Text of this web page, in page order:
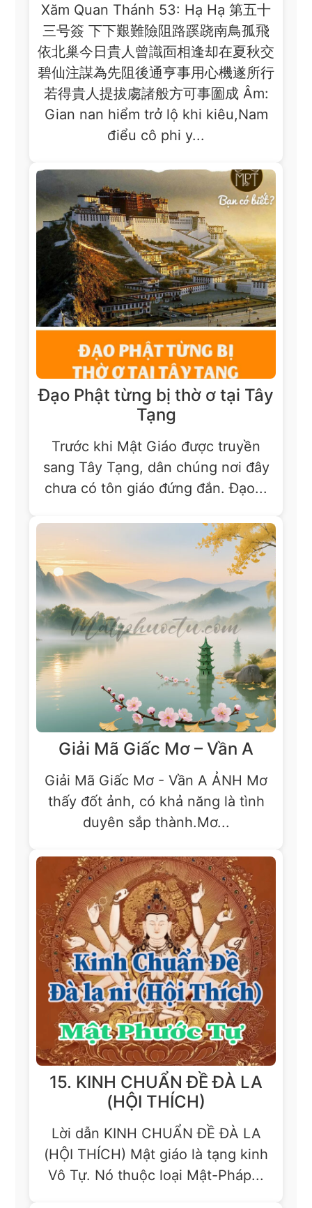
Xăm Quan Thánh 53: Hạ Hạ 第五十
三号簽 下下艱難險阻路蹊跷南鳥孤飛
依北巢今日貴人曾識靣相逢却在夏秋交
碧仙注謀為先阻後通亨事用心機遂所行
若得貴人提拔䖏諸般方可事圗成 Âm:
Gian nan hiểm trở lộ khi kiêu,Nam
điểu cô phi y...
Đạo Phật từng bị thờ ơ tại Tây
Tạng
Trước khi Mật Giáo được truyền
sang Tây Tạng, dân chúng nơi đây
chưa có tôn giáo đứng đắn. Đạo...
Giải Mã Giấc Mơ – Vần A
Giải Mã Giấc Mơ - Vần A ẢNH Mơ
thấy đốt ảnh, có khả năng là tình
duyên sắp thành.Mơ...
15. KINH CHUẨN ĐỀ ĐÀ LA
(HỘI THÍCH)
Lời dẫn KINH CHUẨN ĐỀ ĐÀ LA
(HỘI THÍCH) Mật giáo là tạng kinh
Vô Tự. Nó thuộc loại Mật-Pháp...